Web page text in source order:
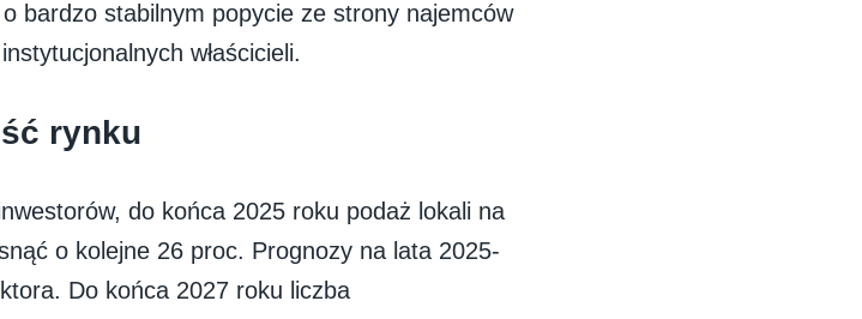
bardzo stabilnym popycie ze strony najemców
właścicieli.
rynku
do końca 2025 roku podaż lokali na
o kolejne 26 proc. Prognozy na lata 2025-
Do końca 2027 roku liczba